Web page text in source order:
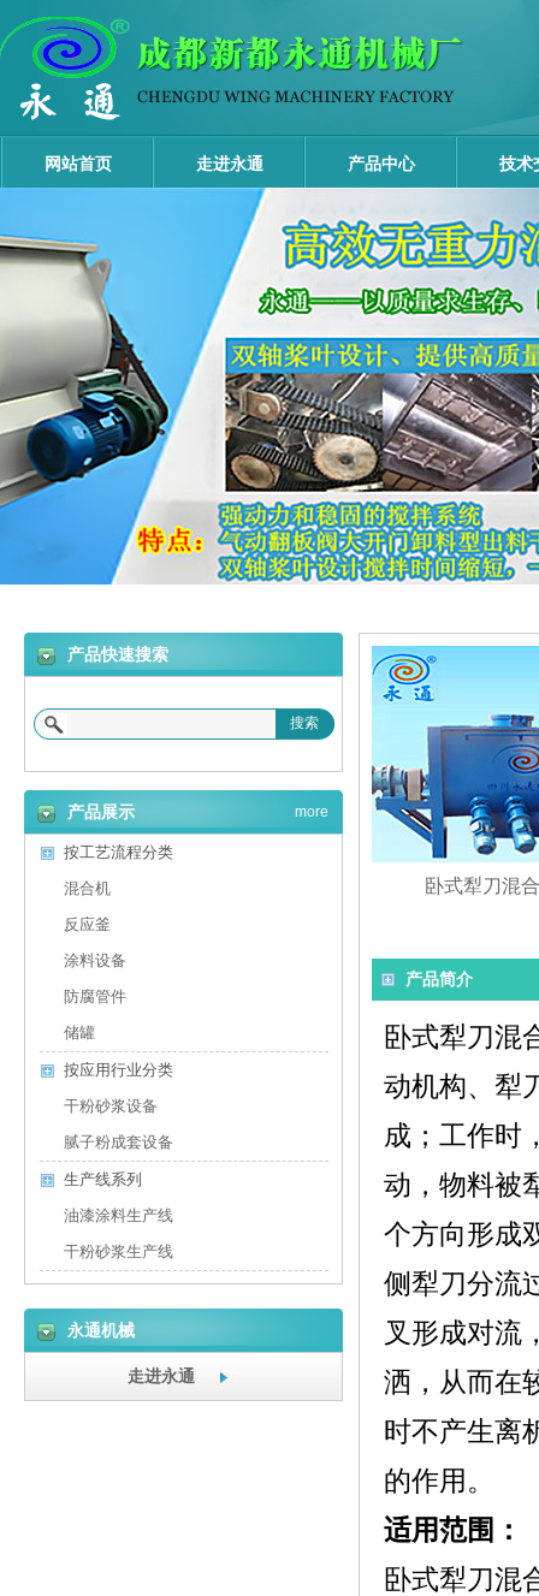
网站首页 走进永通 产品中心 技术
卧式犁刀混
产品简介
卧式犁刀混
动机构、犁
成；工作时
动，物料被
个方向形成
侧犁刀分流
叉形成对流
洒，从而在
时不产生离
的作用。
适用范围：
卧式犁刀混
产品快速搜索
搜索
产品展示
按工艺流程分类
混合机
反应釜
涂料设备
防腐管件
储罐
按应用行业分类
干粉砂浆设备
腻子粉成套设备
生产线系列
油漆涂料生产线
干粉砂浆生产线
more
永通机械
走进永通